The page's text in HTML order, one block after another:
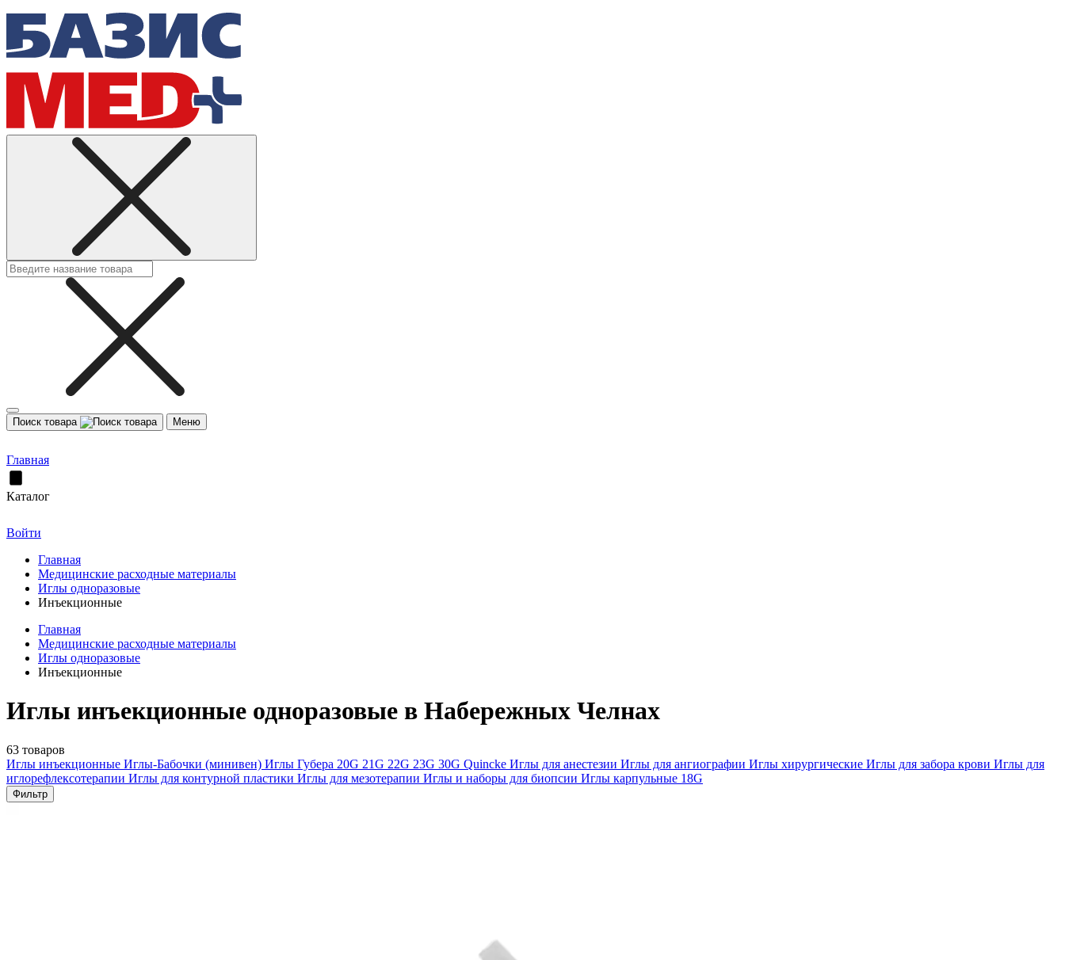
Поиск товара Меню
Главная
Каталог
Войти
Главная
Медицинские расходные материалы
Иглы одноразовые
Инъекционные
Главная
Медицинские расходные материалы
Иглы одноразовые
Инъекционные
Иглы инъекционные одноразовые в Набережных Челнах
63 товаров
Иглы инъекционные Иглы-Бабочки (минивен) Иглы Губера 20G 21G 22G 23G 30G Quincke Иглы для анестезии Иглы для ангиографии Иглы хирургические Иглы для забора крови Иглы для
иглорефлексотерапии Иглы для контурной пластики Иглы для мезотерапии Иглы и наборы для биопсии Иглы карпульные 18G
Фильтр